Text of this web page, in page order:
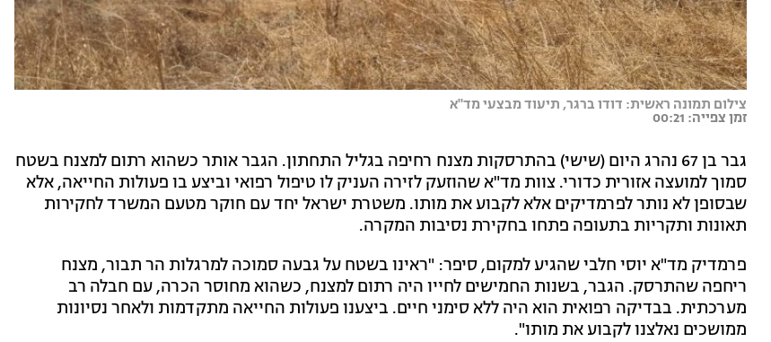
צילום תמונה ראשית: דודו ברגר, תיעוד מבצעי מד"א
זמן צפייה: 00:21
גבר בן 67 נהרג היום (שישי) בהתרסקות מצנח רחיפה בגליל התחתון. הגבר אותר כשהוא רתום למצנח בשטח
סמוך למועצה אזורית כדורי. צוות מד"א שהוזעק לזירה העניק לו טיפול רפואי וביצע בו פעולות החייאה, אלא
שבסופן לא נותר לפרמדיקים אלא לקבוע את מותו. משטרת ישראל יחד עם חוקר מטעם המשרד לחקירות
תאונות ותקריות בתעופה פתחו בחקירת נסיבות המקרה.
פרמדיק מד"א יוסי חלבי שהגיע למקום, סיפר: "ראינו בשטח על גבעה סמוכה למרגלות הר תבור, מצנח
ריחפה שהתרסק. הגבר, בשנות החמישים לחייו היה רתום למצנח, כשהוא מחוסר הכרה, עם חבלה רב
מערכתית. בבדיקה רפואית הוא היה ללא סימני חיים. ביצענו פעולות החייאה מתקדמות ולאחר נסיונות
ממושכים נאלצנו לקבוע את מותו".